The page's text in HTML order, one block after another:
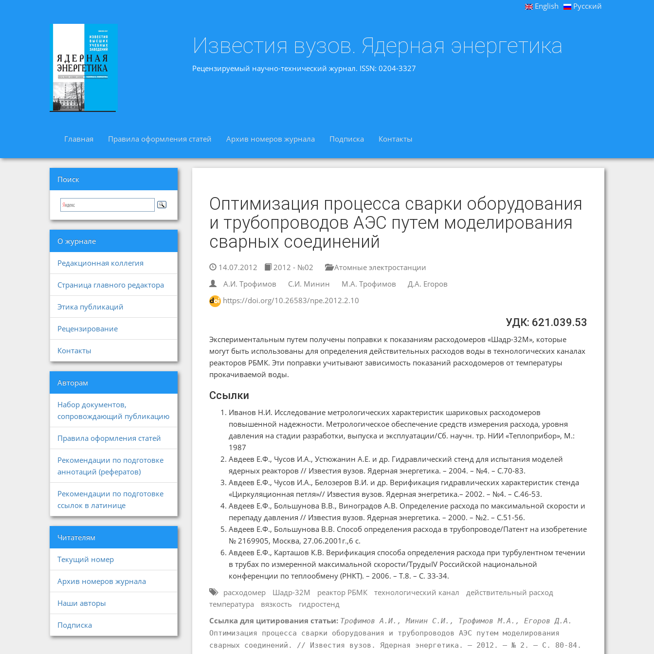
English Русский
Известия вузов. Ядерная энергетика
Рецензируемый научно-технический журнал. ISSN: 0204-3327
Главная Правила оформления статей Архив номеров журнала Подписка Контакты
Поиск
О журнале
Редакционная коллегия
Страница главного редактора
Этика публикаций
Рецензирование
Контакты
Авторам
Набор документов,
сопровождающий публикацию
Правила оформления статей
Рекомендации по подготовке
аннотаций (рефератов)
Рекомендации по подготовке
ссылок в латинице
Читателям
Текущий номер
Архив номеров журнала
Наши авторы
Подписка
Оптимизация процесса сварки оборудования
и трубопроводов АЭС путем моделирования
сварных соединений
14.07.2012 2012 - №02
Атомные электростанции
А.И. Трофимов
С.И. Минин М.А. Трофимов
Д.А. Егоров
https://doi.org/10.26583/npe.2012.2.10
УДК: 621.039.53
Экспериментальным путем получены поправки к показаниям расходомеров «Шадр-32М», которые
могут быть использованы для определения действительных расходов воды в технологических каналах
реакторов РБМК. Эти поправки учитывают зависимость показаний расходомеров от температуры
прокачиваемой воды.
Ссылки
Иванов Н.И. Исследование метрологических характеристик шариковых расходомеров
повышенной надежности. Метрологическое обеспечение средств измерения расхода, уровня
давления на стадии разработки, выпуска и эксплуатации/Сб. научн. тр. НИИ «Теплоприбор», М.:
1987
Авдеев Е.Ф., Чусов И.А., Устюжанин А.Е. и др. Гидравлический стенд для испытания моделей
ядерных реакторов // Известия вузов. Ядерная энергетика. – 2004. – №4. – С.70-83.
Авдеев Е.Ф., Чусов И.А., Белозеров В.И. и др. Верификация гидравлических характеристик стенда
«Циркуляционная петля»// Известия вузов. Ядерная энегретика.– 2002. – №4. – С.46-53.
Авдеев Е.Ф., Большунова В.В., Виноградов А.В. Определение расхода по максимальной скорости и
перепаду давления // Известия вузов. Ядерная энергетика. – 2000. – №2. – С.51-56.
Авдеев Е.Ф., Большунова В.В. Способ определения расхода в трубопроводе/Патент на изобретение
№ 2169905, Москва, 27.06.2001г.,6 с.
Авдеев Е.Ф., Карташов К.В. Верификация способа определения расхода при турбулентном течении
в трубах по измеренной максимальной скорости/ТрудыIV Российской национальной
конференции по теплообмену (РНКТ). – 2006. – Т.8. – С. 33-34.
расходомер
Шадр-32М реактор РБМК технологический канал
действительный расход
температура
вязкость
гидростенд
Ссылка для цитирования статьи: Трофимов А.И., Минин С.И., Трофимов М.А., Егоров Д.А.
Оптимизация процесса сварки оборудования и трубопроводов АЭС путем моделирования
сварных соединений. // Известия вузов. Ядерная энергетика. – 2012. – № 2. – С. 80-84.